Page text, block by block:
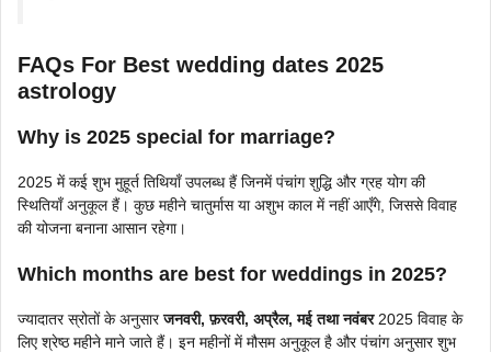
FAQs For Best wedding dates 2025
astrology
Why is 2025 special for marriage?
2025 में कई शुभ मुहूर्त तिथियाँ उपलब्ध हैं जिनमें पंचांग शुद्धि और ग्रह योग की
स्थितियाँ अनुकूल हैं। कुछ महीने चातुर्मास या अशुभ काल में नहीं आएँगे, जिससे विवाह
की योजना बनाना आसान रहेगा।
Which months are best for weddings in 2025?
ज्यादातर स्रोतों के अनुसारजनवरी, फ़रवरी, अप्रैल, मई तथा नवंबर2025 विवाह के
लिए श्रेष्ठ महीने माने जाते हैं। इन महीनों में मौसम अनुकूल है और पंचांग अनुसार शुभ